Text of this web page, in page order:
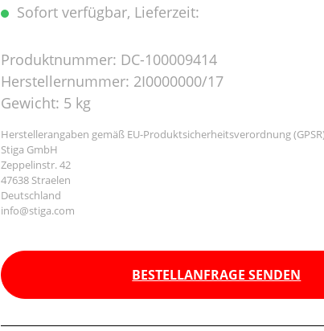
Sofort verfügbar, Lieferzeit:
Produktnummer: DC-100009414
Herstellernummer: 2I0000000/17
Gewicht: 5 kg
Herstellerangaben gemäß EU-Produktsicherheitsverordnung
Stiga GmbH
Zeppelinstr. 42
47638 Straelen
Deutschland
info@stiga.com
BESTELLANFRAGE SENDEN